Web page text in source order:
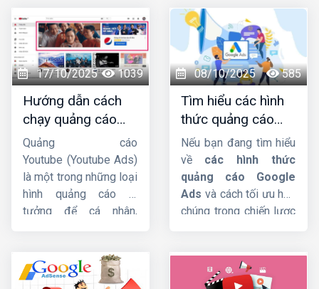
chính xác tệp khách
hàng mục tiêu. Trong
bài viết này,Công ty
HIGsẽ phân tích chi
tiết hơn về dịch vụ này
nhá.
các bạn cùng theo dõi
nhá !
17/10/2025 1039
Hướng dẫn cách
chạy quảng cáo
Youtube Ads hiệu
quả từ chuyên gia
Quảng cáo
Youtube (Youtube Ads)
là một trong những loại
hình quảng cáo lý
tưởng để cá nhân,
phát triển thương hiệu,
quảng bá sản phẩm,
08/10/2025 585
Tìm hiểu các hình
thức quảng cáo
google ads hiện
nay
Nếu bạn đang tìm hiểu
về các hình thức
quảng cáo Google
Ads và cách tối ưu hóa
chúng trong chiến lược
sẽ giúp bạn có cái nhìn
tổng quan và chi tiết